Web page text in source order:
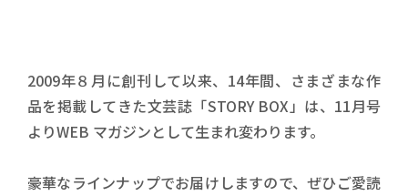
2009年８月に創刊して以来、14年間、さまざまな作
品を掲載してきた文芸誌「STORY BOX」は、11月号
よりWEB マガジンとして生まれ変わります。
豪華なラインナップでお届けしますので、ぜひご愛読